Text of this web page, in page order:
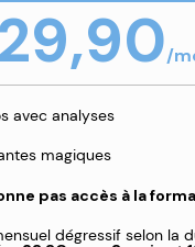
29,90/
avec analyses
magiques
pas accès à la
dégressif selon la